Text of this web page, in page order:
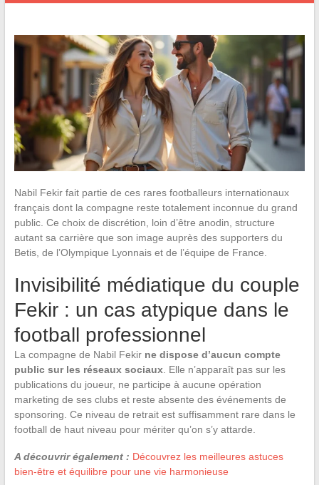
Nabil Fekir fait partie de ces rares footballeurs internationaux
français dont la compagne reste totalement inconnue du grand
public. Ce choix de discrétion, loin d’être anodin, structure
autant sa carrière que son image auprès des supporters du
Betis, de l’Olympique Lyonnais et de l’équipe de France.
Invisibilité médiatique du couple
Fekir : un cas atypique dans le
football professionnel
La compagne de Nabil Fekir ne dispose d’aucun compte
public sur les réseaux sociaux. Elle n’apparaît pas sur les
publications du joueur, ne participe à aucune opération
marketing de ses clubs et reste absente des événements de
sponsoring. Ce niveau de retrait est suffisamment rare dans le
football de haut niveau pour mériter qu’on s’y attarde.
A découvrir également : Découvrez les meilleures astuces
bien-être et équilibre pour une vie harmonieuse